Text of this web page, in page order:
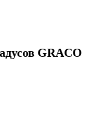
GRACO